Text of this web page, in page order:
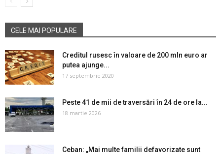
CELE MAI POPULARE
Creditul rusesc în valoare de 200 mln euro ar
putea ajunge...
17 septembrie 2020
Peste 41 de mii de traversări în 24 de ore la...
18 martie 2026
Ceban: „Mai multe familii defavorizate sunt